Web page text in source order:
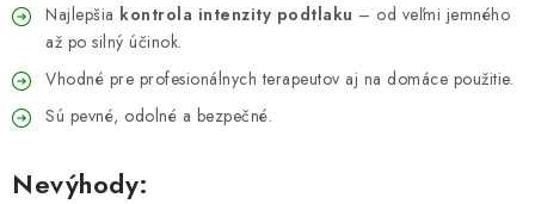
Najlepšia kontrola intenzity podtlaku – od veľmi jemného
až po silný účinok.
Vhodné pre profesionálnych terapeutov aj na domáce použitie.
Sú pevné, odolné a bezpečné.
Nevýhody: